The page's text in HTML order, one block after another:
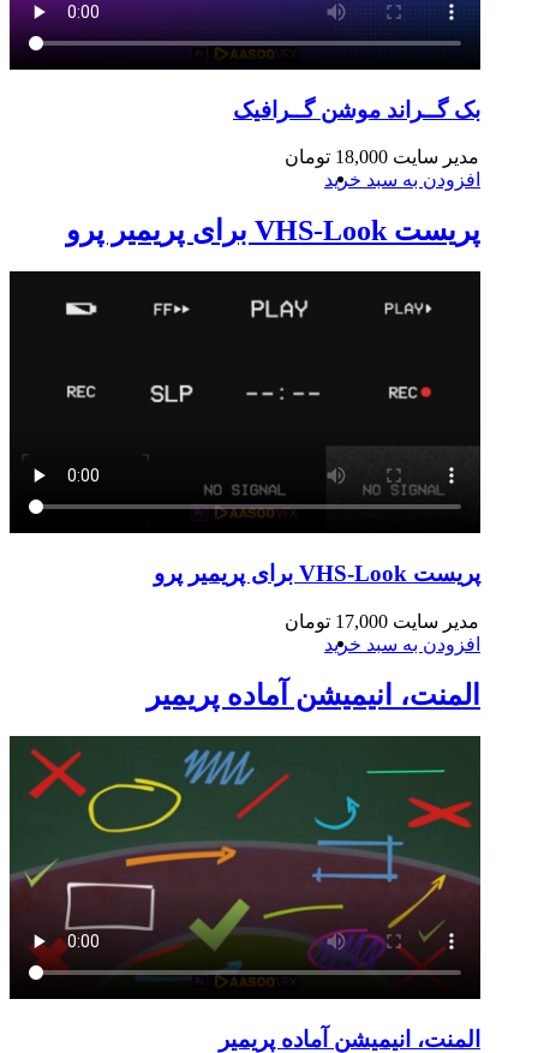
بک گــراند موشن گــرافیک
مدیر سایت 18,000 تومان
افزودن به سبد خرید
پریست VHS-Look برای پریمیر پرو
پریست VHS-Look برای پریمیر پرو
مدیر سایت 17,000 تومان
افزودن به سبد خرید
المنت، انیمیشن آماده پریمیر
المنت، انیمیشن آماده پریمیر